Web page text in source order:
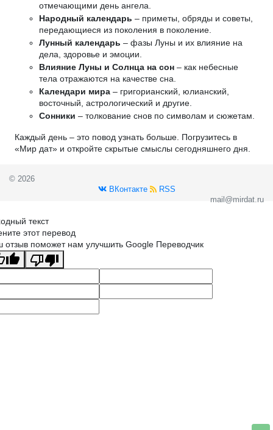
отмечающими день ангела.
Народный календарь – приметы, обряды и советы,
передающиеся из поколения в поколение.
Лунный календарь – фазы Луны и их влияние на
дела, здоровье и эмоции.
Влияние Луны и Солнца на сон – как небесные
тела отражаются на качестве сна.
Календари мира – григорианский, юлианский,
восточный, астрологический и другие.
Сонники – толкование снов по символам и сюжетам.
Каждый день – это повод узнать больше. Погрузитесь в
«Мир дат» и откройте скрытые смыслы сегодняшнего дня.
© 2026
ВКонтакте
RSS
mail@mirdat.ru
текст
этот перевод
отзыв поможет нам улучшить Google Переводчик